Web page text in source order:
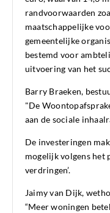
randvoorwaarden
maatschappelijke
gemeentelijke
bestemd voor
uitvoering van het
Barry Braeken,
"De
aan de sociale
De investeringen
mogelijk volgens het
verdringen’.
Jaimy van Dijk,
“Meer woningen